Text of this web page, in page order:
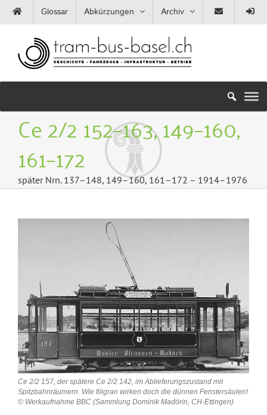
Zum
Inhalt
Glossar Abkürzungen Archiv
Ce 2/2 152–163, 149–160,
161–172
später Nrn. 137–148, 149–160, 161–172 – 1914–1976
Ce 2/2 157, der spätere Ce 2/2 142, im Ablieferungszustand mit
Spitzbahnräumern. Wie filigran wirken doch die dünnen Fenstersäulen!
© Werkaufnahme BBC (Sammlung Dominik Madörin, CH-Ettingen)